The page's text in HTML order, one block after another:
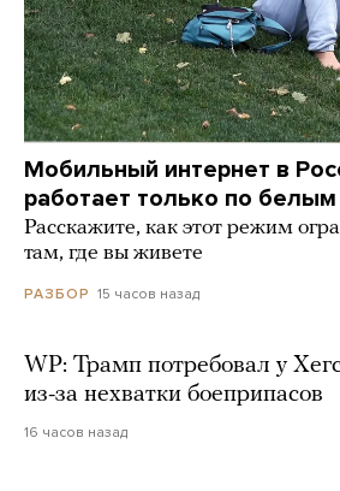
Мобильный интернет в
работает только по белым
Расскажите, как этот режим
там, где вы живете
РАЗБОР 15 часов назад
WP: Трамп потребовал у
из-за нехватки боеприпасов
16 часов назад